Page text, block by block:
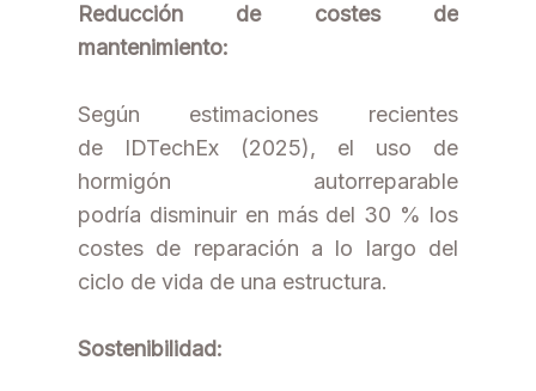
Reducción de costes de
mantenimiento:
Según estimaciones recientes
de IDTechEx (2025), el uso de
hormigón autorreparable
podría disminuir en más del 30 % los
costes de reparación a lo largo del
ciclo de vida de una estructura.
Sostenibilidad: